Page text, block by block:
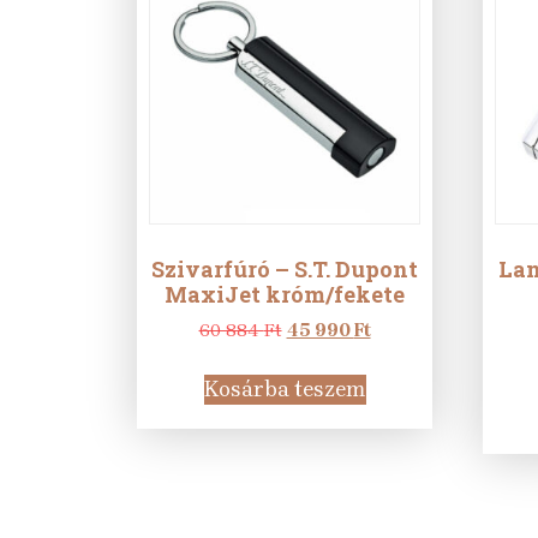
Szivarfúró – S.T. Dupont
MaxiJet króm/fekete
60 884Ft Original
was:
60
884 Ft.
45 990FtCurrent
990 Ft.
Kosárba teszem